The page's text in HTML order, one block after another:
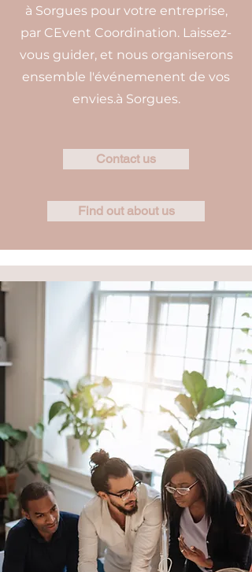
à Sorgues pour votre entreprise,
par CEvent Coordination. Laissez-
vous guider, et nous organiserons
ensemble l'événemenent de vos
envies.à Sorgues.
Contact us
Find out about us